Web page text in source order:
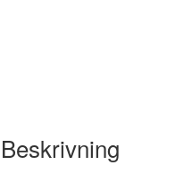
Beskrivning